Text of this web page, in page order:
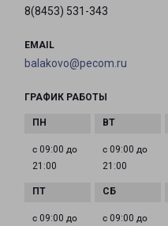
8(8453) 531-343
EMAIL
balakovo@pecom.ru
ГРАФИК РАБОТЫ
с 09:00 до
21:00
с 09:00 до
21:00
с 09:00 до
с 09:00 до